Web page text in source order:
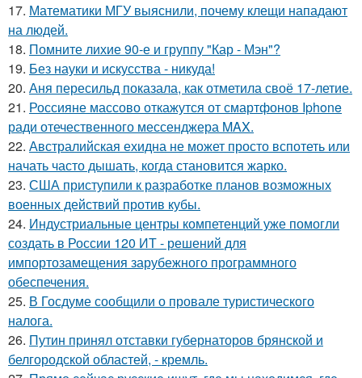
17. Математики МГУ выяснили, почему клещи нападают
на людей.
18. Помните лихие 90-е и группу "Кар - Мэн"?
19. Без науки и искусства - никуда!
20. Аня пересильд показала, как отметила своё 17-летие.
21. Россияне массово откажутся от смартфонов Iphone
ради отечественного мессенджера MAX.
22. Австралийская ехидна не может просто вспотеть или
начать часто дышать, когда становится жарко.
23. США приступили к разработке планов возможных
военных действий против кубы.
24. Индустриальные центры компетенций уже помогли
создать в России 120 ИТ - решений для
импортозамещения зарубежного программного
обеспечения.
25. В Госдуме сообщили о провале туристического
налога.
26. Путин принял отставки губернаторов брянской и
белгородской областей, - кремль.